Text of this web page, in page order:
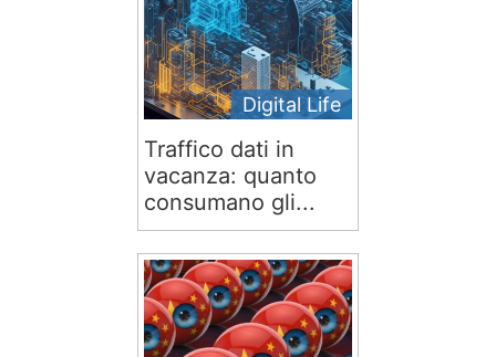
Digital Life
Traffico dati in
vacanza: quanto
consumano gli...